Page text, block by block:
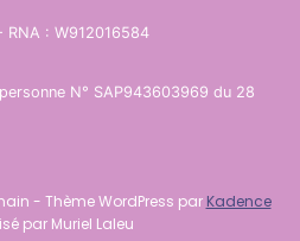
: W912016584
N° SAP943603969 du 28
- Thème WordPress par Kadence
par Muriel Laleu